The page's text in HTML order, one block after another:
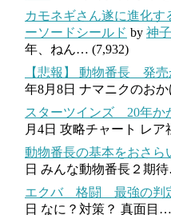
カモネギさん遂に進化
ーソードシールド by 神子
年、ねん… (7,932)
【悲報】 動物番長 発売
年8月8日 ナマニクのお
スターツインズ 20年か
月4日 攻略チャート レ
動物番長の基本をおさら
日 みんな動物番長２期
エクバ 格闘 最強の判
日 なに？対策？ 真面目…